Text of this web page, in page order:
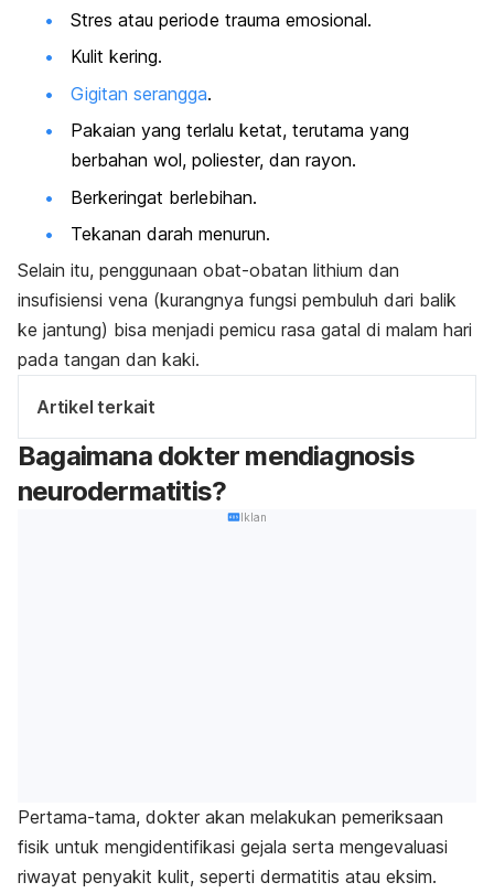
Stres atau periode trauma emosional.
Kulit kering.
Gigitan serangga.
Pakaian yang terlalu ketat, terutama yang
berbahan wol, poliester, dan rayon.
Berkeringat berlebihan.
Tekanan darah menurun.
Selain itu, penggunaan obat-obatan lithium dan
insufisiensi vena (kurangnya fungsi pembuluh dari balik
ke jantung) bisa menjadi pemicu rasa gatal di malam hari
pada tangan dan kaki.
Artikel terkait
Bagaimana dokter mendiagnosis
neurodermatitis?
Iklan
Pertama-tama, dokter akan melakukan pemeriksaan
fisik untuk mengidentifikasi gejala serta mengevaluasi
riwayat penyakit kulit, seperti dermatitis atau eksim.